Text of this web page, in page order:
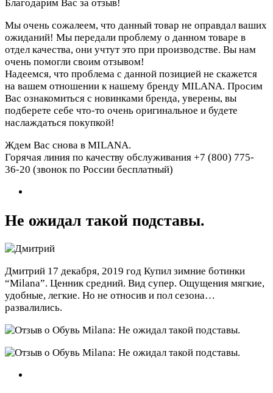
Благодарим Вас за отзыв!
Мы очень сожалеем, что данный товар не оправдал ваших
ожиданий! Мы передали проблему о данном товаре в
отдел качества, они учтут это при производстве. Вы нам
очень помогли своим отзывом!
Надеемся, что проблема с данной позицией не скажется
на вашем отношении к нашему бренду MILANA. Просим
Вас ознакомиться с новинками бренда, уверены, вы
подберете себе что-то очень оригинальное и будете
наслаждаться покупкой!
Ждем Вас снова в MILANA.
Горячая линия по качеству обслуживания +7 (800) 775-
36-20 (звонок по России бесплатный)
Не ожидал такой подставы.
Дмитрий 17 декабря, 2019 год Купил зимние ботинки
“Milana”. Ценник средний. Вид супер. Ощущения мягкие,
удобные, легкие. Но не относив и пол сезона…
развалились.